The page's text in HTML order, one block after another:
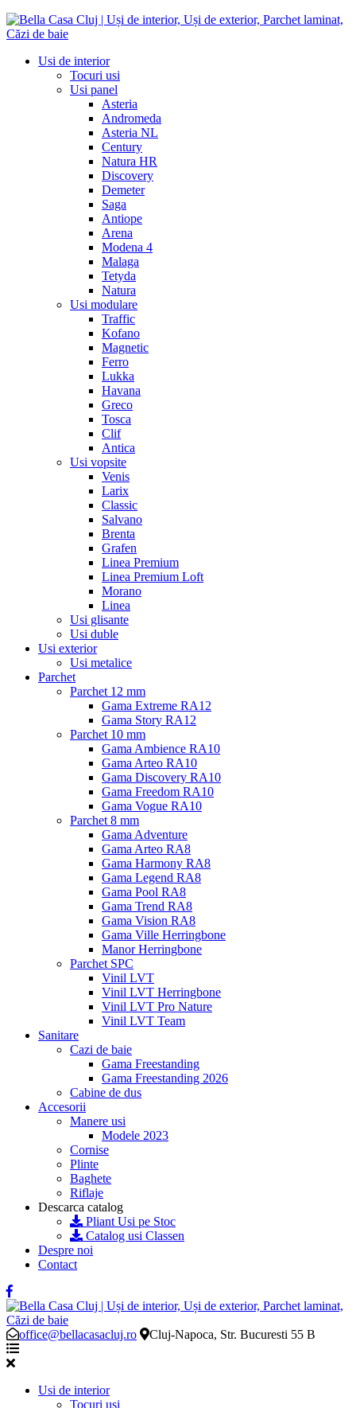
Usi de interior
Tocuri usi
Usi panel
Asteria
Andromeda
Asteria NL
Century
Natura HR
Discovery
Demeter
Saga
Antiope
Arena
Modena 4
Malaga
Tetyda
Natura
Usi modulare
Traffic
Kofano
Magnetic
Ferro
Lukka
Havana
Greco
Tosca
Clif
Antica
Usi vopsite
Venis
Larix
Classic
Salvano
Brenta
Grafen
Linea Premium
Linea Premium Loft
Morano
Linea
Usi glisante
Usi duble
Usi exterior
Usi metalice
Parchet
Parchet 12 mm
Gama Extreme RA12
Gama Story RA12
Parchet 10 mm
Gama Ambience RA10
Gama Arteo RA10
Gama Discovery RA10
Gama Freedom RA10
Gama Vogue RA10
Parchet 8 mm
Gama Adventure
Gama Arteo RA8
Gama Harmony RA8
Gama Legend RA8
Gama Pool RA8
Gama Trend RA8
Gama Vision RA8
Gama Ville Herringbone
Manor Herringbone
Parchet SPC
Vinil LVT
Vinil LVT Herringbone
Vinil LVT Pro Nature
Vinil LVT Team
Sanitare
Cazi de baie
Gama Freestanding
Gama Freestanding 2026
Cabine de dus
Accesorii
Manere usi
Modele 2023
Cornise
Plinte
Baghete
Riflaje
Descarca catalog
Pliant Usi pe Stoc
Catalog usi Classen
Despre noi
Contact
office@bellacasacluj.ro Cluj-Napoca, Str. Bucuresti 55 B
Usi de interior
Tocuri usi